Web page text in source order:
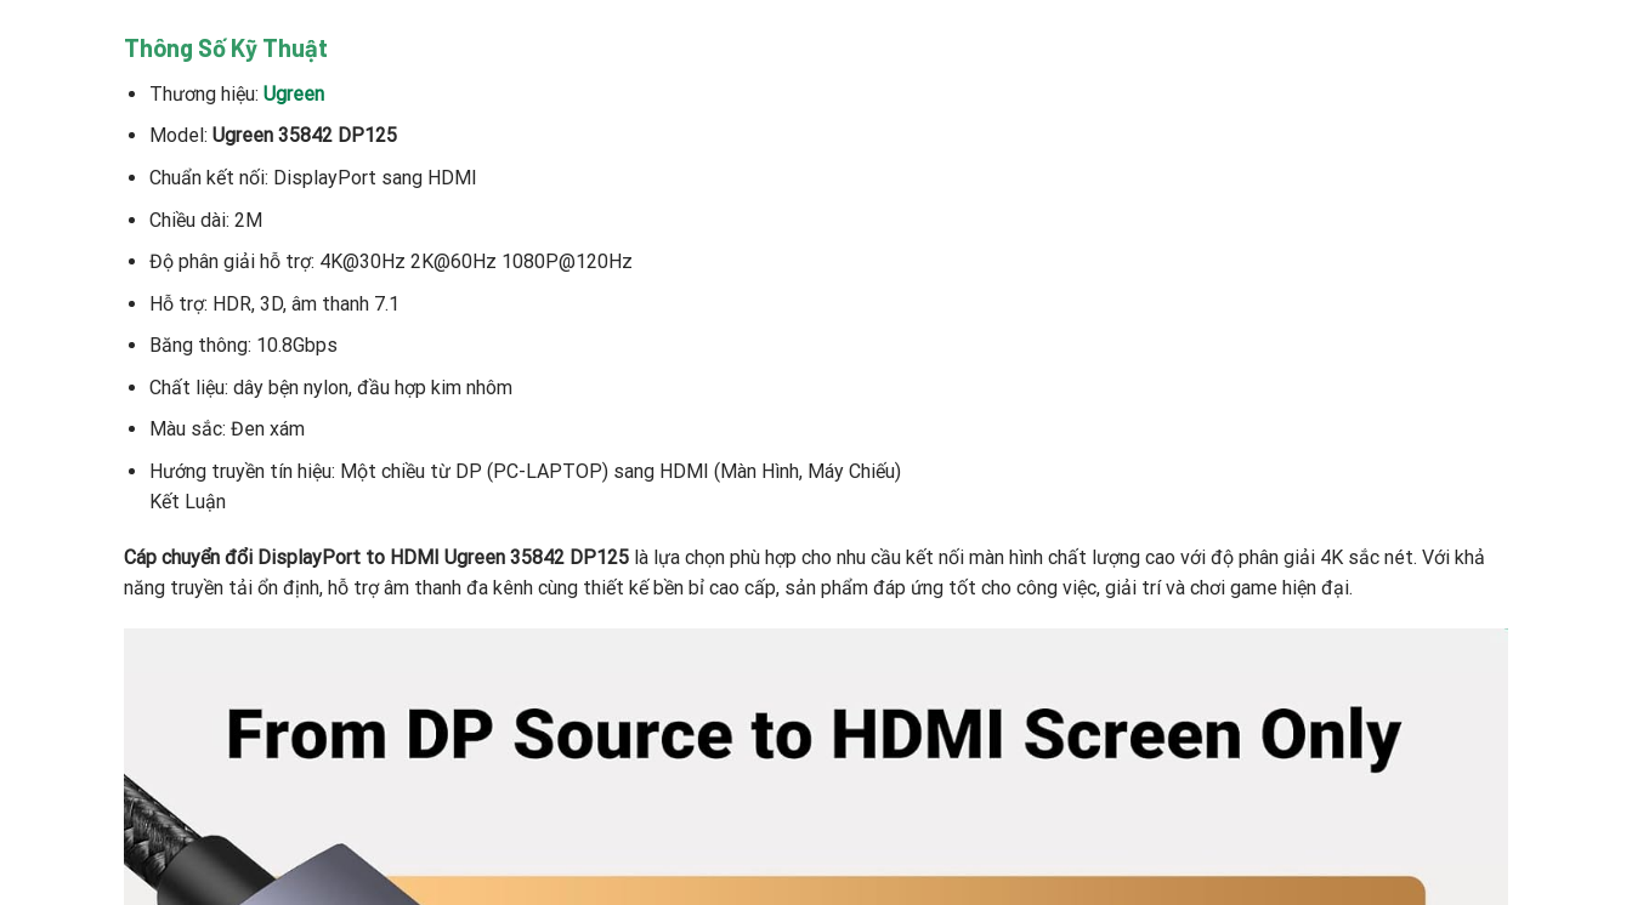
Thông Số Kỹ Thuật
Thương hiệu: Ugreen
Model: Ugreen 35842 DP125
Chuẩn kết nối: DisplayPort sang HDMI
Chiều dài: 2M
Độ phân giải hỗ trợ: 4K@30Hz 2K@60Hz 1080P@120Hz
Hỗ trợ: HDR, 3D, âm thanh 7.1
Băng thông: 10.8Gbps
Chất liệu: dây bện nylon, đầu hợp kim nhôm
Màu sắc: Đen xám
Hướng truyền tín hiệu: Một chiều từ DP (PC-LAPTOP) sang HDMI (Màn Hình, Máy Chiếu)
Kết Luận
Cáp chuyển đổi DisplayPort to HDMI Ugreen 35842 DP125 là lựa chọn phù hợp cho nhu cầu kết nối màn hình chất lượng cao với độ phân giải 4K sắc nét. Với khả
năng truyền tải ổn định, hỗ trợ âm thanh đa kênh cùng thiết kế bền bỉ cao cấp, sản phẩm đáp ứng tốt cho công việc, giải trí và chơi game hiện đại.